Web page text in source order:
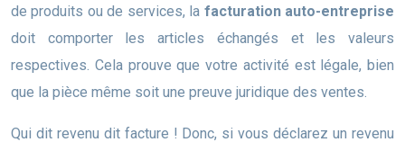
de produits ou de services, la facturation auto-entreprise
doit comporter les articles échangés et les valeurs
respectives. Cela prouve que votre activité est légale, bien
que la pièce même soit une preuve juridique des ventes.
Qui dit revenu dit facture ! Donc, si vous déclarez un revenu